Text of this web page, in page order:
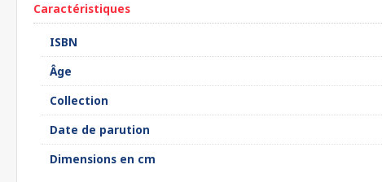
Caractéristiques
ISBN
Âge
Collection
Date de parution
Dimensions en cm